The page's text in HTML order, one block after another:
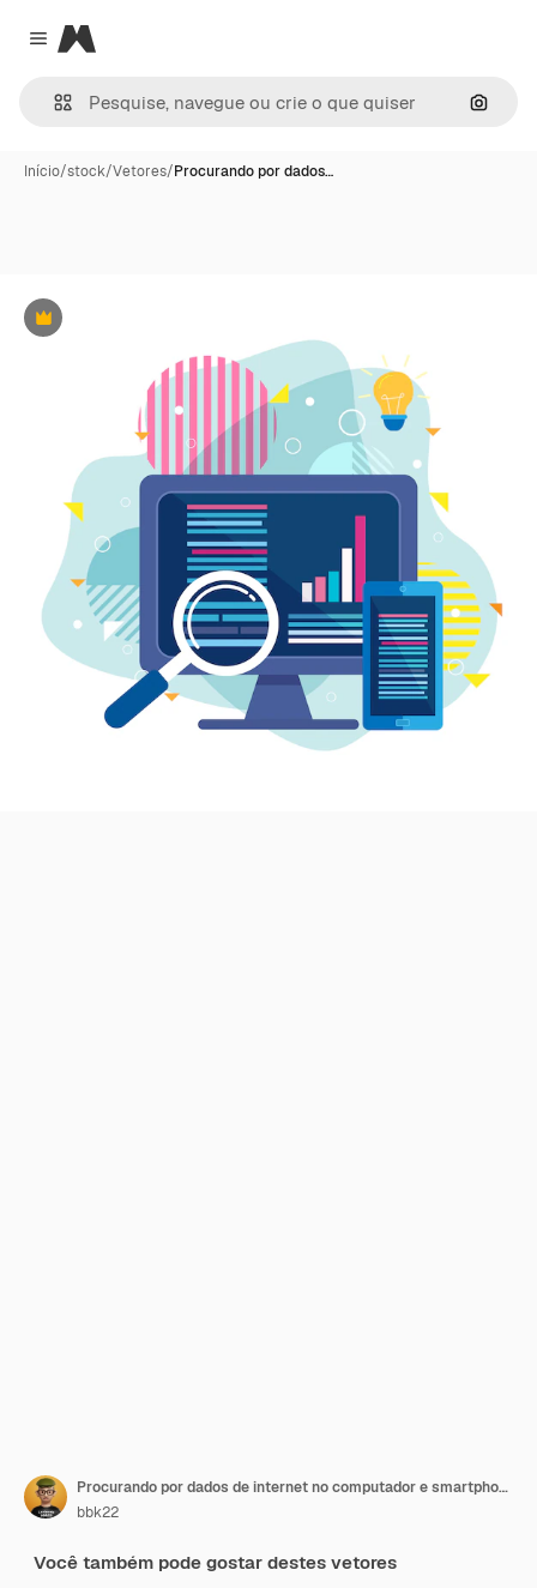
Close menu
Magnific
Início/stock/Vetores/Procurando por dados…
Premium
Procurando por dados de internet no computador e smartphone, ícone
bbk22
Você também pode gostar destes vetores